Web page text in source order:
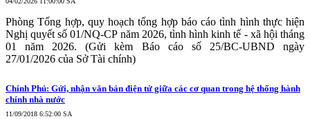
Phòng Tổng hợp, quy hoạch tổng hợp báo cáo tình hình thực hiện
Nghị quyết số 01/NQ-CP năm 2026, tình hình kinh tế - xã hội tháng
01 năm 2026. (Gửi kèm Báo cáo số 25/BC-UBND ngày
27/01/2026 của Sở Tài chính)
Chính Phủ: Gửi, nhận văn bản điện tử giữa các cơ quan trong hệ thống hành
chính nhà nước
11/09/2018 6:52:00 SA